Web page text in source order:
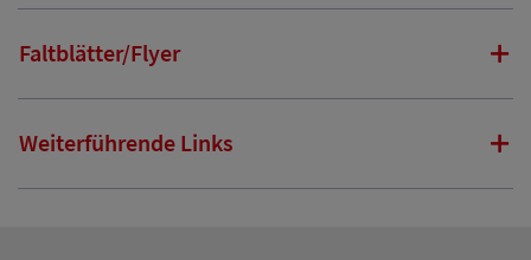
Faltblätter/Flyer
Weiterführende Links